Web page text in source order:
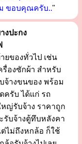
ขอบคุณครับ.."
งปะกง
ของทั่วไป เช่น
รื่องซักผ้า สำหรับ
จ้างขนของ พร้อม
ครับ ได้แก่ รถ
หญ่รับจ้าง ราคาถูก
บจ้างตู้ทึบหลังคา
ไม่ถึงหกล้อ ก็ใช้